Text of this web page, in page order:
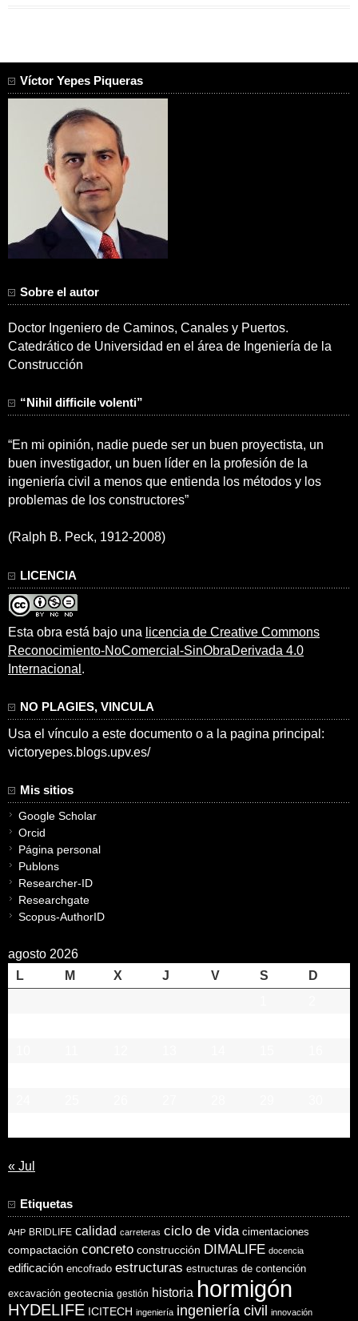
Víctor Yepes Piqueras
Sobre el autor
Doctor Ingeniero de Caminos, Canales y Puertos.
Catedrático de Universidad en el área de Ingeniería de la
Construcción
“Nihil difficile volenti”
“En mi opinión, nadie puede ser un buen proyectista, un
buen investigador, un buen líder en la profesión de la
ingeniería civil a menos que entienda los métodos y los
problemas de los constructores”
(Ralph B. Peck, 1912-2008)
LICENCIA
Esta obra está bajo una licencia de Creative Commons
Reconocimiento-NoComercial-SinObraDerivada 4.0
Internacional .
NO PLAGIES, VINCULA
Usa el vínculo a este documento o a la pagina principal:
victoryepes.blogs.upv.es/
Mis sitios
Google Scholar
Orcid
Página personal
Publons
Researcher-ID
Researchgate
Scopus-AuthorID
agosto 2026
L
M X J V S
D
« Jul
Etiquetas
AHP BRIDLIFE calidad carreteras ciclo de vida cimentaciones
compactación concreto construcción DIMALIFE docencia
edificación encofrado estructuras estructuras de contención
excavación geotecnia gestión historia hormigón
HYDELIFE ICITECH ingeniería ingeniería civil innovación